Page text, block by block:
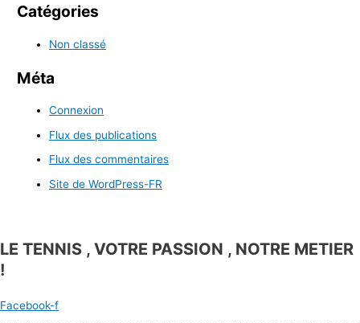
Catégories
Non classé
Méta
Connexion
Flux des publications
Flux des commentaires
Site de WordPress-FR
LE TENNIS , VOTRE PASSION , NOTRE METIER
!
Facebook-f